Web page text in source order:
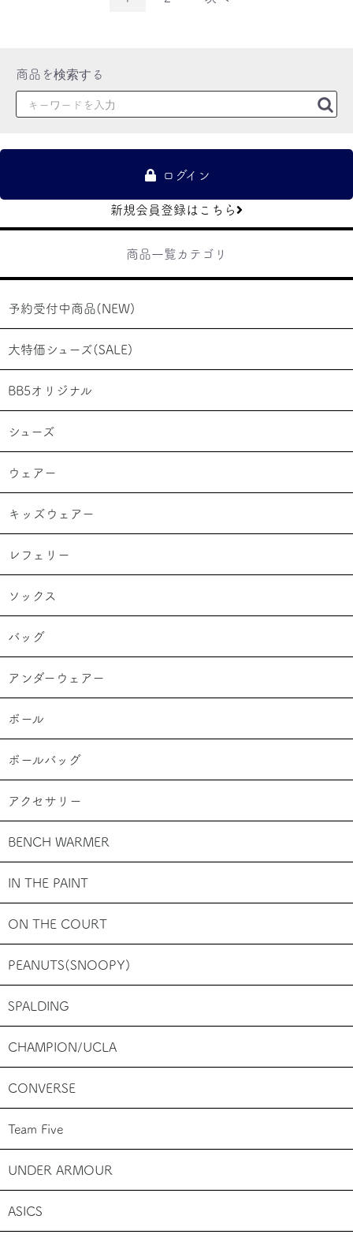
ログイン
新規会員登録はこちら
商品一覧カテゴリ
予約受付中商品(NEW)
大特価シューズ(SALE)
BB5オリジナル
シューズ
ウェアー
キッズウェアー
レフェリー
ソックス
バッグ
アンダーウェアー
ボール
ボールバッグ
アクセサリー
BENCH WARMER
IN THE PAINT
ON THE COURT
PEANUTS(SNOOPY)
SPALDING
CHAMPION/UCLA
CONVERSE
Team Five
UNDER ARMOUR
ASICS